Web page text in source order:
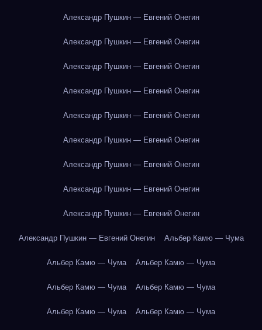
Александр Пушкин — Евгений Онегин
Александр Пушкин — Евгений Онегин
Александр Пушкин — Евгений Онегин
Александр Пушкин — Евгений Онегин
Александр Пушкин — Евгений Онегин
Александр Пушкин — Евгений Онегин
Александр Пушкин — Евгений Онегин
Александр Пушкин — Евгений Онегин
Александр Пушкин — Евгений Онегин
Александр Пушкин — Евгений Онегин Альбер Камю — Чума
Альбер Камю — Чума Альбер Камю — Чума
Альбер Камю — Чума Альбер Камю — Чума
Альбер Камю — Чума Альбер Камю — Чума